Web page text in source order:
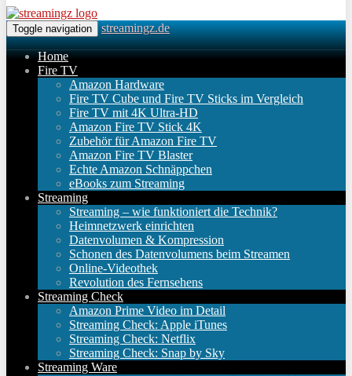
Toggle navigation streamingz.de
Home
Fire TV
Amazon Hardware
Fire TV Cube und Fire TV Sticks im Vergleich
Fire TV mit 4K Ultra-HD
Amazon Fire TV Stick 4K
Zubehör für Amazon Fire TV
Amazon Fire TV Blaster
Echte Amazon Schnäppchen
eBooks zum Streaming
Streaming
Streaming – wie funktioniert die Technik?
Heimnetzwerk einrichten
Datenvolumen & Kompression
Schonen des Datenvolumens beim Streamen
Online-Videothek
Revolution des Fernsehens
Streaming Check
Amazon Prime Video im Detail
Streaming Check: Apple iTunes
Streaming Check: Netflix
Streaming Check: Snap by Sky
Streaming Ware